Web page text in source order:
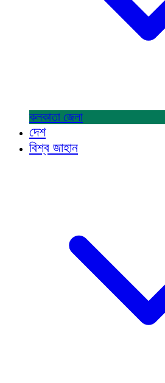
কলকাতা জেলা
দেশ
বিশ্ব জাহান